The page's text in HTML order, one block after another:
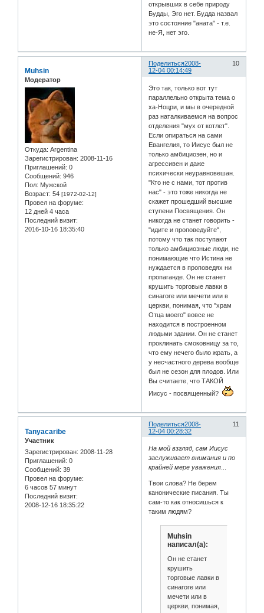
открывших в себе природу
Будды, Эго нет. Будда назвал
это состояние "аната" - т.е.
не-Я, нет эго.
Поделиться 10
2008-
12-04 00:14:49
Muhsin
Модератор
Откуда: Argentina
Зарегистрирован: 2008-11-16
Приглашений: 0
Сообщений: 946
Пол: Мужской
Возраст: 54 [1972-02-12]
Провел на форуме:
12 дней 4 часа
Последний визит:
2016-10-16 18:35:40
Это так, только вот тут
параллельно открыта тема о
ха-Ноцри, и мы в очередной
раз наталкиваемся на вопрос
отделения "мух от котлет".
Если опираться на сами
Евангелия, то Иисус был не
только амбициозен, но и
агрессивен и даже
психически неуравновешан.
"Кто не с нами, тот против
нас" - это тоже никогда не
скажет прошедший высшие
ступени Посвящения. Он
никогда не станет говорить -
"идите и проповедуйте",
потому что так поступают
только амбициозные люди, не
понимающие что Истина не
нуждается в проповедях ни
пропаганде. Он не станет
крушить торговые лавки в
синагоге или мечети или в
церкви, понимая, что "храм
Отца моего" вовсе не
находится в построенном
людьми здании. Он не станет
проклинать смоковницу за то,
что ему нечего было жрать, а
у несчастного дерева вообще
был не сезон для плодов. Или
Вы считаете, что ТАКОЙ
Иисус - посвященный?
Поделиться 11
2008-
12-04 00:28:32
Tanyacaribe
Участник
Зарегистрирован: 2008-11-28
Приглашений: 0
Сообщений: 39
Провел на форуме:
6 часов 57 минут
Последний визит:
2008-12-16 18:35:22
На мой взгляд, сам Иисус
заслуживает внимания и по
крайней мере уважения
Твои слова? Не берем
канонические писания. Ты
сам-то как относишься к
таким людям?
Muhsin
написал(а):
Он не станет
крушить
торговые лавки в
синагоге или
мечети или в
церкви, понимая,